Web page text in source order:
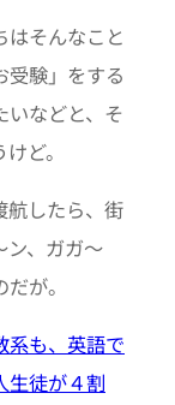
はそんなこと
受験」をする
いなどと、そ
ど。
航したら、街
ン、ガガ〜
が。
系も、英語で
徒が４割